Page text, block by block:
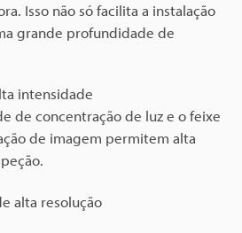
Isso não só facilita a instalação
grande profundidade de
intensidade
de concentração de luz e o feixe
de imagem permitem alta
alta resolução